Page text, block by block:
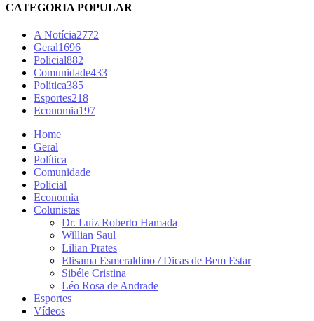
CATEGORIA POPULAR
A Notícia2772
Geral1696
Policial882
Comunidade433
Política385
Esportes218
Economia197
Home
Geral
Política
Comunidade
Policial
Economia
Colunistas
Dr. Luiz Roberto Hamada
Willian Saul
Lilian Prates
Elisama Esmeraldino / Dicas de Bem Estar
Sibéle Cristina
Léo Rosa de Andrade
Esportes
Vídeos